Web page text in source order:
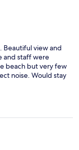
Beautiful view and
and staff were
beach but very few
noise. Would stay